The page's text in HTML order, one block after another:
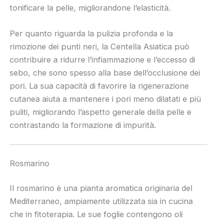
tonificare la pelle, migliorandone l’elasticità.
Per quanto riguarda la pulizia profonda e la
rimozione dei punti neri, la Centella Asiatica può
contribuire a ridurre l’infiammazione e l’eccesso di
sebo, che sono spesso alla base dell’occlusione dei
pori. La sua capacità di favorire la rigenerazione
cutanea aiuta a mantenere i pori meno dilatati e più
puliti, migliorando l’aspetto generale della pelle e
contrastando la formazione di impurità.
Rosmarino
Il rosmarino è una pianta aromatica originaria del
Mediterraneo, ampiamente utilizzata sia in cucina
che in fitoterapia. Le sue foglie contengono oli